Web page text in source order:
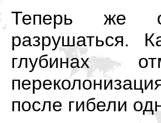
Теперь же
разрушаться.
глубинах
после гибели